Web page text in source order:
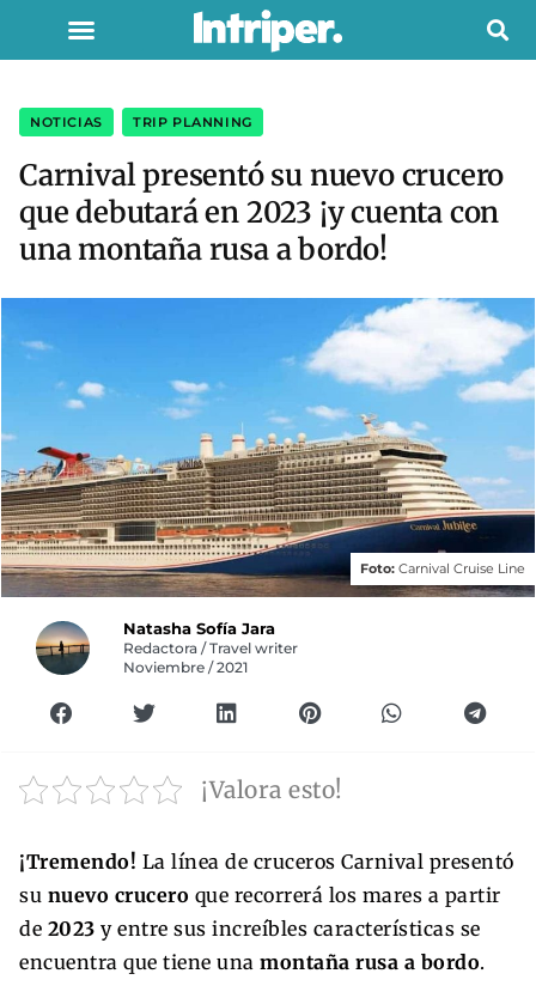
NOTICIAS TRIP PLANNING
Carnival presentó su nuevo crucero
que debutará en 2023 ¡y cuenta con
una montaña rusa a bordo!
Foto: Carnival Cruise Line
Natasha Sofía Jara
Redactora / Travel writer
Noviembre / 2021
¡Valora esto!
¡Tremendo! La línea de cruceros Carnival presentó
su nuevo crucero que recorrerá los mares a partir
de 2023 y entre sus increíbles características se
encuentra que tiene una montaña rusa a bordo.